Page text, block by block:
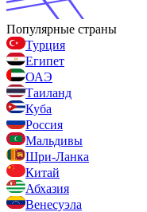
Популярные страны
Турция
Египет
ОАЭ
Таиланд
Куба
Россия
Мальдивы
Шри-Ланка
Китай
Абхазия
Венесуэла